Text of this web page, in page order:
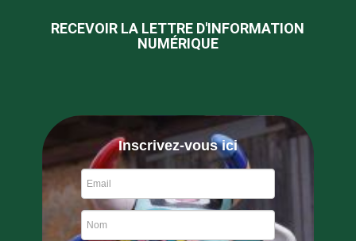
RECEVOIR LA LETTRE D'INFORMATION
NUMÉRIQUE
Inscrivez-vous ici